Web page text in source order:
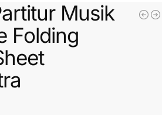
Musik
Folding